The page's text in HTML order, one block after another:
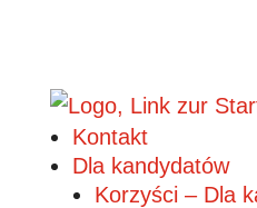
Kontakt
Dla kandydatów
Korzyści – Dla